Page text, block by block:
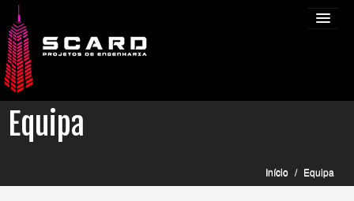
EQUIPA
Equipa
Início / Equipa